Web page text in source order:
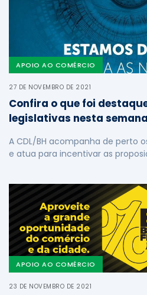
APOIO AO COMÉRCIO
27 DE NOVEMBRO DE 2021
Confira o que foi
legislativas nesta semana
A CDL/BH acompanha de perto
e atua para incentivar as
APOIO AO COMÉRCIO
23 DE NOVEMBRO DE 2021